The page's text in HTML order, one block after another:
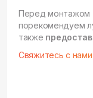
Перед монтажом
порекомендуем
также
Свяжитесь с